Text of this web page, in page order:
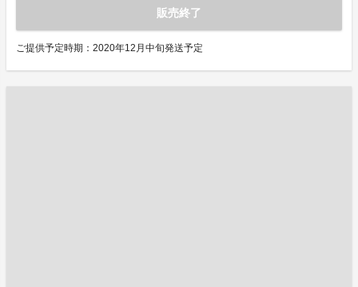
販売終了
ご提供予定時期：2020年12月中旬発送予定